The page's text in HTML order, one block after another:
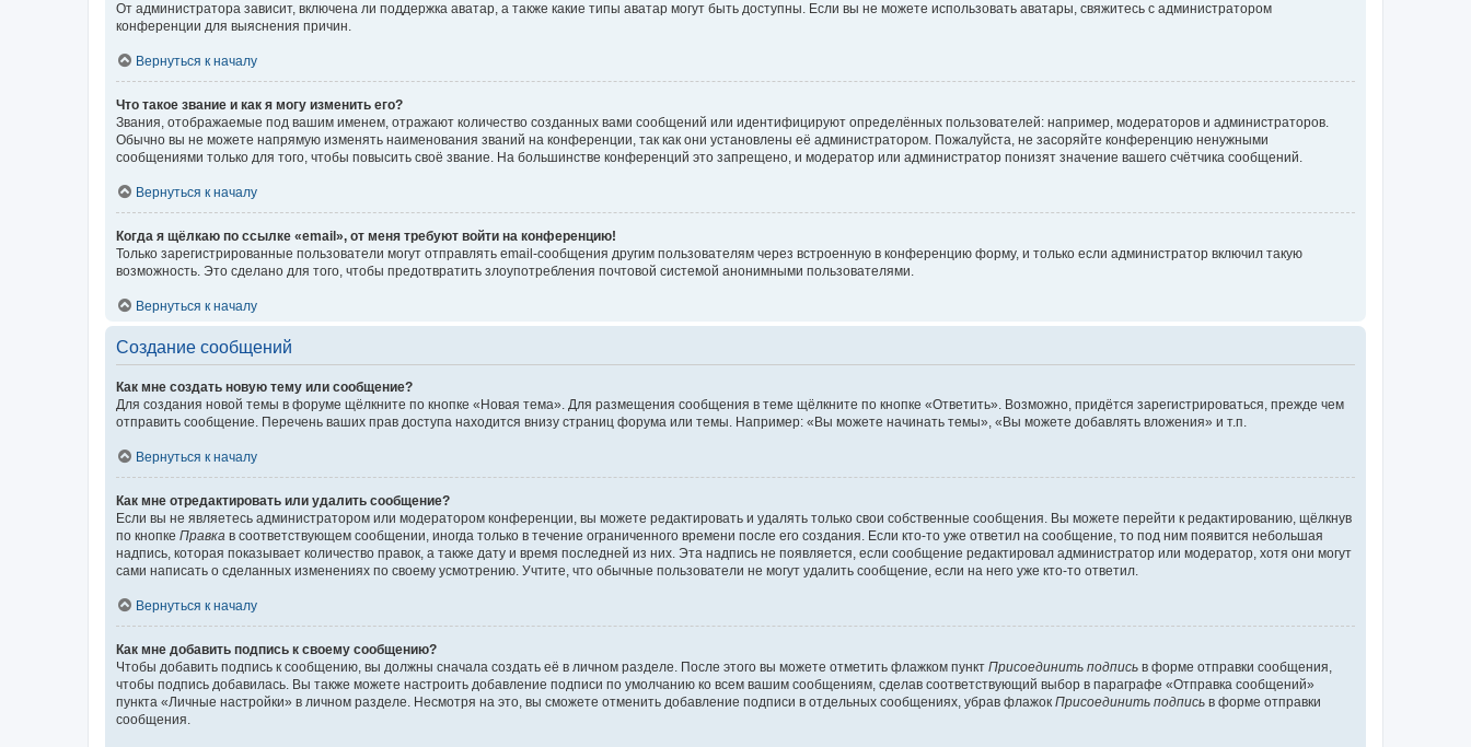
От администратора зависит, включена ли поддержка аватар, а также какие типы аватар могут быть доступны. Если вы не можете использовать аватары, свяжитесь с администратором
конференции для выяснения причин.
Вернуться к началу
Что такое звание и как я могу изменить его?
Звания, отображаемые под вашим именем, отражают количество созданных вами сообщений или идентифицируют определённых пользователей: например, модераторов и администраторов.
Обычно вы не можете напрямую изменять наименования званий на конференции, так как они установлены её администратором. Пожалуйста, не засоряйте конференцию ненужными
сообщениями только для того, чтобы повысить своё звание. На большинстве конференций это запрещено, и модератор или администратор понизят значение вашего счётчика сообщений.
Вернуться к началу
Когда я щёлкаю по ссылке «email», от меня требуют войти на конференцию!
Только зарегистрированные пользователи могут отправлять email-сообщения другим пользователям через встроенную в конференцию форму, и только если администратор включил такую
возможность. Это сделано для того, чтобы предотвратить злоупотребления почтовой системой анонимными пользователями.
Вернуться к началу
Создание сообщений
Как мне создать новую тему или сообщение?
Для создания новой темы в форуме щёлкните по кнопке «Новая тема». Для размещения сообщения в теме щёлкните по кнопке «Ответить». Возможно, придётся зарегистрироваться, прежде чем
отправить сообщение. Перечень ваших прав доступа находится внизу страниц форума или темы. Например: «Вы можете начинать темы», «Вы можете добавлять вложения» и т.п.
Вернуться к началу
Как мне отредактировать или удалить сообщение?
Если вы не являетесь администратором или модератором конференции, вы можете редактировать и удалять только свои собственные сообщения. Вы можете перейти к редактированию, щёлкнув
по кнопке Правка в соответствующем сообщении, иногда только в течение ограниченного времени после его создания. Если кто-то уже ответил на сообщение, то под ним появится небольшая
надпись, которая показывает количество правок, а также дату и время последней из них. Эта надпись не появляется, если сообщение редактировал администратор или модератор, хотя они могут
сами написать о сделанных изменениях по своему усмотрению. Учтите, что обычные пользователи не могут удалить сообщение, если на него уже кто-то ответил.
Вернуться к началу
Как мне добавить подпись к своему сообщению?
Чтобы добавить подпись к сообщению, вы должны сначала создать её в личном разделе. После этого вы можете отметить флажком пункт Присоединить подпись в форме отправки сообщения,
чтобы подпись добавилась. Вы также можете настроить добавление подписи по умолчанию ко всем вашим сообщениям, сделав соответствующий выбор в параграфе «Отправка сообщений»
пункта «Личные настройки» в личном разделе. Несмотря на это, вы сможете отменить добавление подписи в отдельных сообщениях, убрав флажок Присоединить подпись в форме отправки
сообщения.